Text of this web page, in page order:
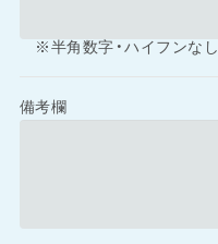
※半角数字・ハイフンなし
備考欄